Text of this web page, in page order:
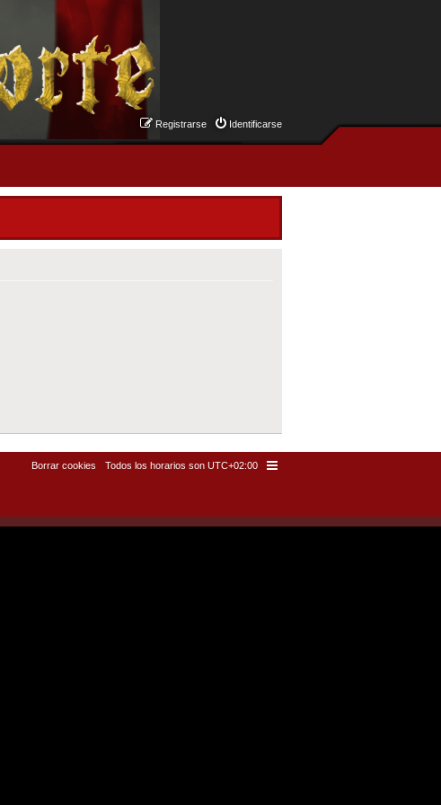
Identificarse
Registrarse
Todos los horarios son UTC+02:00
Borrar cookies